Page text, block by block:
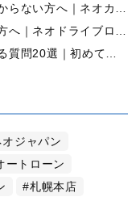
ジャパン
ートローン
札幌本店